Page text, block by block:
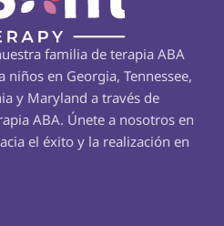
familia de terapia ABA
en Georgia, Tennessee,
y Maryland a través de
ABA. Únete a nosotros en
el éxito y la realización en